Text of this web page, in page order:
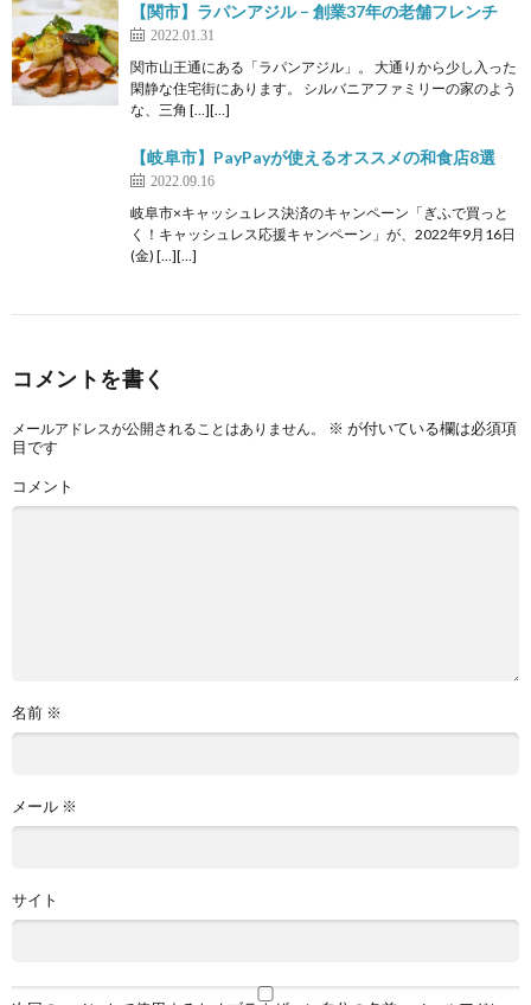
【関市】ラパンアジル − 創業37年の老舗フレンチ
2022.01.31
関市山王通にある「ラパンアジル」。 大通りから少し入った
閑静な住宅街にあります。 シルバニアファミリーの家のよう
な、三角 […][…]
【岐阜市】PayPayが使えるオススメの和食店8選
2022.09.16
岐阜市×キャッシュレス決済のキャンペーン「ぎふで買っと
く！キャッシュレス応援キャンペーン」が、2022年9月16日
(金) […][…]
コメントを書く
メールアドレスが公開されることはありません。 ※ が付いている欄は必須項
目です
コメント
名前 ※
メール ※
サイト